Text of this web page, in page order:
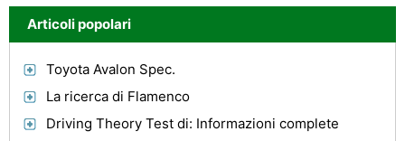
Articoli popolari
Toyota Avalon Spec.
La ricerca di Flamenco
Driving Theory Test di: Informazioni complete